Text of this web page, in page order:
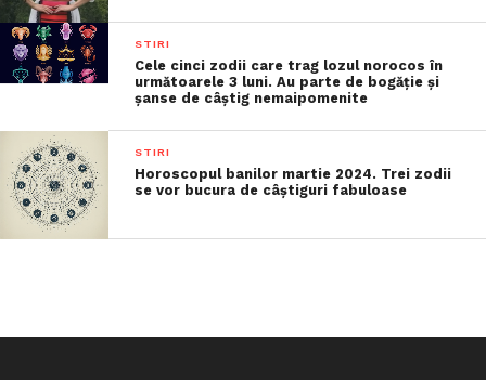
STIRI
Cele cinci zodii care trag lozul norocos în
următoarele 3 luni. Au parte de bogăție și
șanse de câștig nemaipomenite
STIRI
Horoscopul banilor martie 2024. Trei zodii
se vor bucura de câștiguri fabuloase